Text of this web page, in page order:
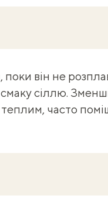
він не
сіллю.
теплим, часто